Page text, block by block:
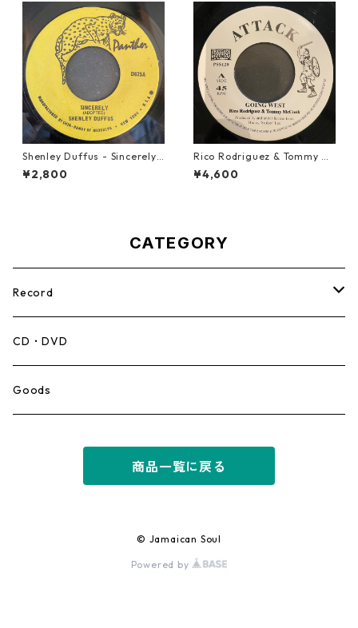
Shenley Duffus - Sincerely
【7-22021】
¥2,800
Rico Rodriguez & Tommy Mc
Cook - Going West【7-2198
3】
¥4,600
CATEGORY
Record
Mento,Calypso,Ballad
Ska
CD・DVD
Goods
商品一覧に戻る
© Jamaican Soul
Powered by